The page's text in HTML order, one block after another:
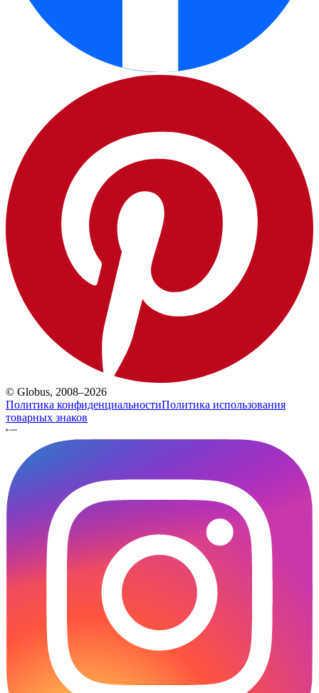
© Globus, 2008–2026
Политика конфиденциальностиПолитика использования
товарных знаков